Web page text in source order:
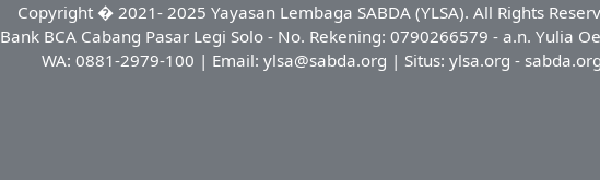
Copyright � 2021- 2025 Yayasan Lembaga SABDA (YLSA). All Rights
Bank BCA Cabang Pasar Legi Solo - No. Rekening: 0790266579 - a.n. Yulia
WA: 0881-2979-100 | Email: ylsa@sabda.org | Situs: ylsa.org - sabda.org